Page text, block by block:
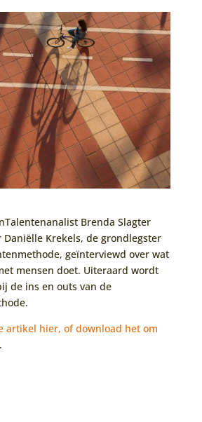
Brenda Slagter
Daniëlle Krekels, de grondlegster
geïnterviewd over wat
mensen doet. Uiteraard wordt
de ins en outs van de
artikel hier, of download het om
.